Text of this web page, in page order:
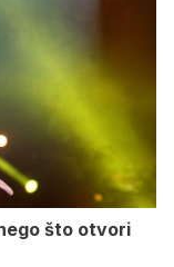
što otvori